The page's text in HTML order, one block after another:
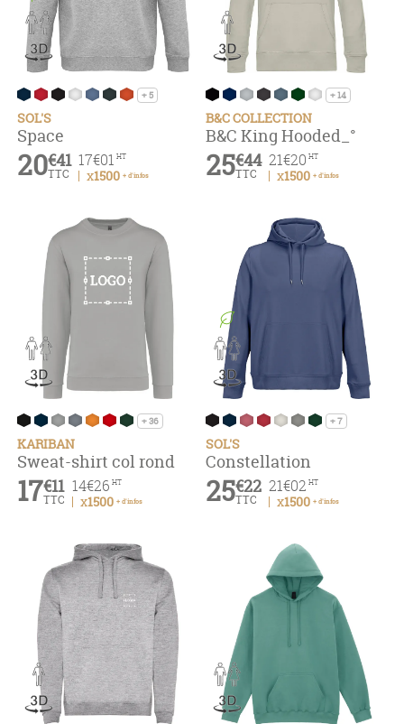
+ 5
SOL'S
Space
17€01 HT
x1500 + d'infos
20€41
TTC
+ 14
B&C COLLECTION
B&C King Hooded_°
21€20 HT
x1500 + d'infos
25€44
TTC
+ 36
KARIBAN
Sweat-shirt col rond
14€26 HT
x1500 + d'infos
17€11
TTC
+ 7
SOL'S
Constellation
21€02 HT
x1500 + d'infos
25€22
TTC